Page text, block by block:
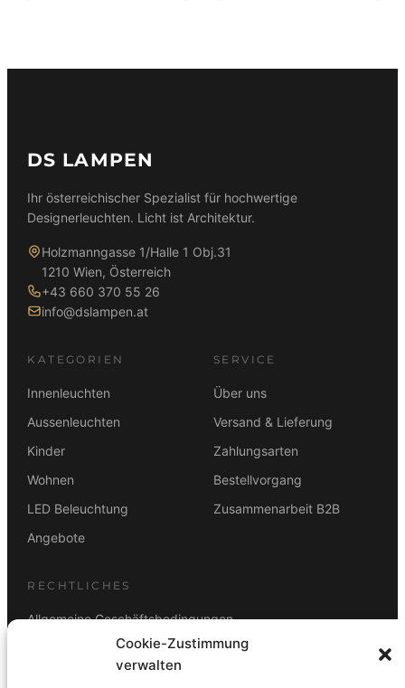
Cookie-Zustimmung
verwalten
DS LAMPEN
Ihr österreichischer Spezialist für hochwertige
Designerleuchten. Licht ist Architektur.
Holzmanngasse 1/Halle 1 Obj.31
1210 Wien, Österreich
+43 660 370 55 26
info@dslampen.at
KATEGORIEN
Innenleuchten
Aussenleuchten
Kinder
Wohnen
LED Beleuchtung
Angebote
SERVICE
Über uns
Versand & Lieferung
Zahlungsarten
Bestellvorgang
Zusammenarbeit B2B
RECHTLICHES
Allgemeine Geschäftsbedingungen